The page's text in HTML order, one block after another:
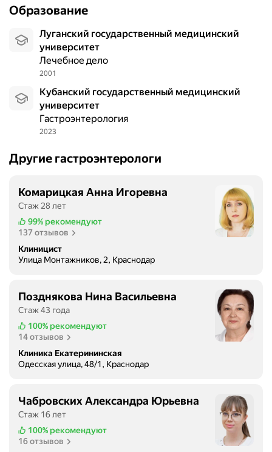
Образование
Луганский государственный медицинский
университет
Лечебное дело
2001
Кубанский государственный медицинский
университет
Гастроэнтерология
2023
Другие гастроэнтерологи
Комарицкая Анна Игоревна
Стаж 28 лет
99% рекомендуют
137 отзывов
Клиницист
Улица Монтажников, 2, Краснодар
Позднякова Нина Васильевна
Стаж 43 года
100% рекомендуют
14 отзывов
Клиника Екатерининская
Одесская улица, 48/1, Краснодар
Чабровских Александра Юрьевна
Стаж 16 лет
100% рекомендуют
16 отзывов